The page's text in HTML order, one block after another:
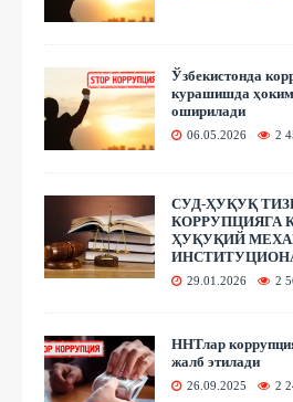
Ўзбекистонда
курашишда
оширилади
06.05.2026 2
СУД-ҲУҚУҚ
КОРРУПЦИЯГА
ҲУҚУҚИЙ
29.01.2026 2
ННТлар
жалб этилади
26.09.2025 2